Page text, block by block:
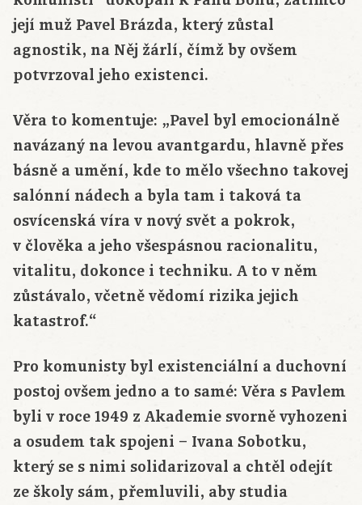
její muž Pavel Brázda, který zůstal
agnostik, na Něj žárlí, čímž by ovšem
potvrzoval jeho existenci.
Věra to komentuje: „Pavel byl emocionálně
navázaný na levou avantgardu, hlavně přes
básně a umění, kde to mělo všechno takovej
salónní nádech a byla tam i taková ta
osvícenská víra v nový svět a pokrok,
v člověka a jeho všespásnou racionalitu,
vitalitu, dokonce i techniku. A to v něm
zůstávalo, včetně vědomí rizika jejich
katastrof.“
Pro komunisty byl existenciální a duchovní
postoj ovšem jedno a to samé: Věra s Pavlem
byli v roce 1949 z Akademie svorně vyhozeni
a osudem tak spojeni – Ivana Sobotku,
který se s nimi solidarizoval a chtěl odejít
ze školy sám, přemluvili, aby studia